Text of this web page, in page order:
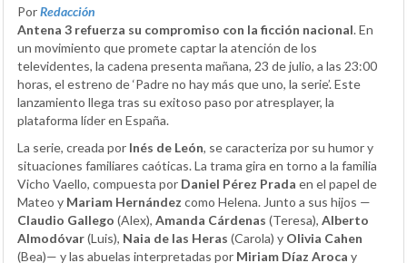
PorRedacción
Antena 3 refuerza su compromiso con la ficción nacional. En
un movimiento que promete captar la atención de los
televidentes, la cadena presenta mañana, 23 de julio, a las 23:00
horas, el estreno de ‘Padre no hay más que uno, la serie’. Este
lanzamiento llega tras su exitoso paso por atresplayer, la
plataforma líder en España.
La serie, creada por Inés de León, se caracteriza por su humor y
situaciones familiares caóticas. La trama gira en torno a la familia
Vicho Vaello, compuesta por Daniel Pérez Prada en el papel de
Mateo y Mariam Hernández como Helena. Junto a sus hijos —
Claudio Gallego (Alex), Amanda Cárdenas (Teresa), Alberto
Almodóvar(Luis), Naia de las Heras (Carola) y Olivia Cahen
(Bea)— y las abuelas interpretadas por Miriam Díaz Aroca y